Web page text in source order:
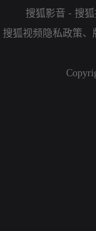
搜狐影音 - 搜
搜狐视频隐私政策、